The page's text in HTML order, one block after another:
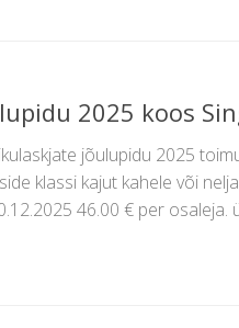
2025 koos
jõulupidu 2025
klassi kajut kahele või
46.00 € per osaleja.